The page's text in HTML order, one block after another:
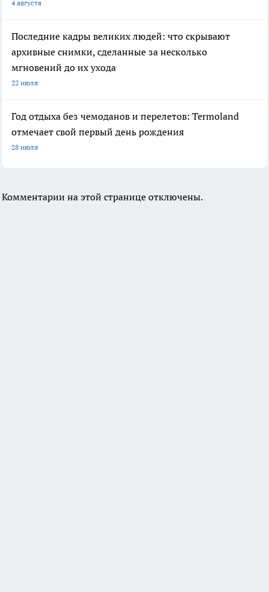
4 августа
Последние кадры великих людей: что скрывают
архивные снимки, сделанные за несколько
мгновений до их ухода
22 июля
Год отдыха без чемоданов и перелетов: Termoland
отмечает свой первый день рождения
28 июля
Комментарии на этой странице отключены.